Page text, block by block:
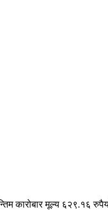
मूल्य ६२९.१६